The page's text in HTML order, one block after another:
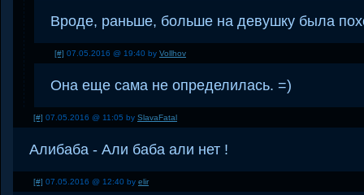
Вроде, раньше, больше на девушку была
[#] 07.05.2016 @ 19:40 by Vollhov
Она еще сама не определилась. =)
[#] 07.05.2016 @ 11:05 by SlavaFatal
Алибаба - Али баба али нет !
[#] 07.05.2016 @ 12:40 by elir